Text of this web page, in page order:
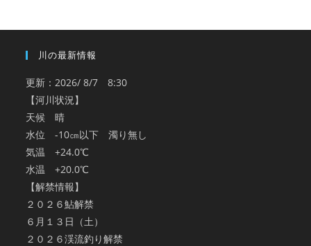
川の最新情報
更新：2026/ 8/7 8:30
【河川状況】
天候 晴
水位 -10㎝以下 濁り無し
気温 +24.0℃
水温 +20.0℃
【解禁情報】
２０２６鮎解禁
６月１３日（土）
２０２６渓流釣り解禁